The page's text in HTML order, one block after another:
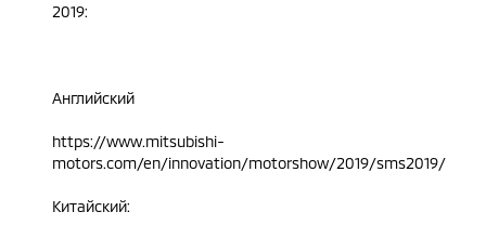
2019:
Английский
https://www.mitsubishi-
motors.com/en/innovation/motorshow/2019/sms2019/
Китайский: